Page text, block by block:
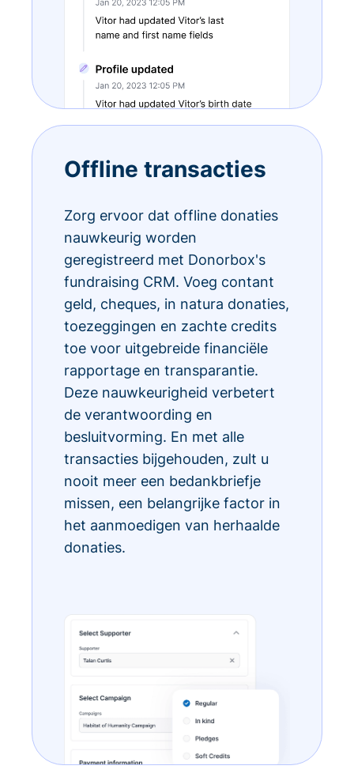
Offline transacties
Zorg ervoor dat offline donaties
nauwkeurig worden
geregistreerd met Donorbox's
fundraising CRM. Voeg contant
geld, cheques, in natura donaties,
toezeggingen en zachte credits
toe voor uitgebreide financiële
rapportage en transparantie.
Deze nauwkeurigheid verbetert
de verantwoording en
besluitvorming. En met alle
transacties bijgehouden, zult u
nooit meer een bedankbriefje
missen, een belangrijke factor in
het aanmoedigen van herhaalde
donaties.